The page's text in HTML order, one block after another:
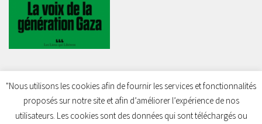
Charleroi Pour la Palestine © 2026. Tous droits réservés.
"Nous utilisons les cookies afin de fournir les services et fonctionnalités
proposés sur notre site et afin d’améliorer l’expérience de nos
utilisateurs. Les cookies sont des données qui sont téléchargés ou